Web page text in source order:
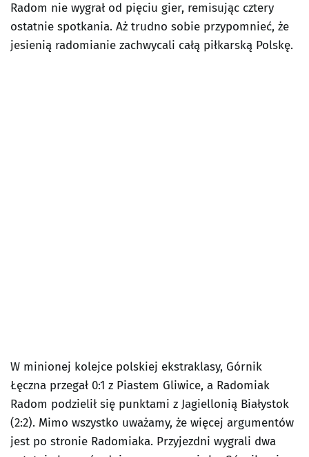
Radom nie wygrał od pięciu gier, remisując cztery
ostatnie spotkania. Aż trudno sobie przypomnieć, że
jesienią radomianie zachwycali całą piłkarską Polskę.
W minionej kolejce polskiej ekstraklasy, Górnik
Łęczna przegał 0:1 z Piastem Gliwice, a Radomiak
Radom podzielił się punktami z Jagiellonią Białystok
(2:2). Mimo wszystko uważamy, że więcej argumentów
jest po stronie Radomiaka. Przyjezdni wygrali dwa